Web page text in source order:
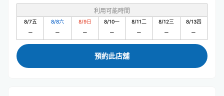
利用可能時間
8/7五 8/8六 8/9日 8/10一 8/11二 8/12三 8/13四
預約此店舖